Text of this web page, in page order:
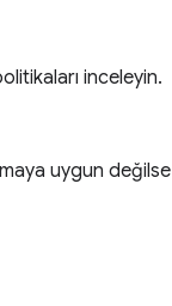
inceleyin.
uygun değilse